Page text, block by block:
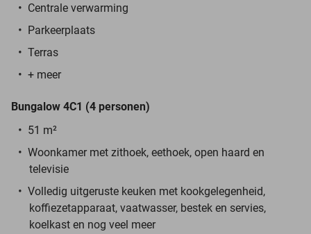
Centrale verwarming
Parkeerplaats
Terras
+ meer
Bungalow 4C1 (4 personen)
51 m²
Woonkamer met zithoek, eethoek, open haard en
televisie
Volledig uitgeruste keuken met kookgelegenheid,
koffiezetapparaat, vaatwasser, bestek en servies,
koelkast en nog veel meer